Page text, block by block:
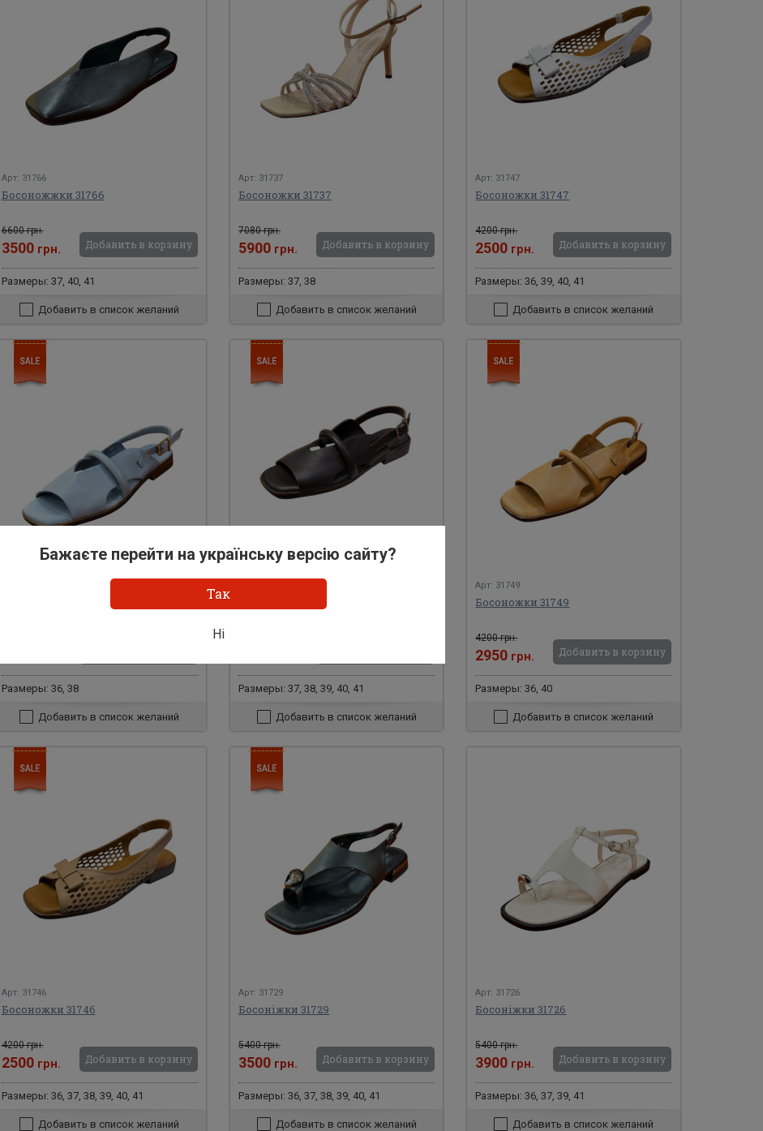
Арт: 31766
Босоножжки 31766
6600 грн.
3500 грн. Добавить в корзину
Размеры: 37, 40, 41
Добавить в список желаний
Арт: 31737
Босоножки 31737
7080 грн.
5900 грн. Добавить в корзину
Размеры: 37, 38
Добавить в список желаний
Арт: 31747
Босоножки 31747
4200 грн.
2500 грн. Добавить в корзину
Размеры: 36, 39, 40, 41
Добавить в список желаний
Размеры: 36, 38
Добавить в список желаний
Размеры: 37, 38, 39, 40, 41
Добавить в список желаний
Арт: 31749
Босоножки 31749
4200 грн.
2950 грн. Добавить в корзину
Размеры: 36, 40
Добавить в список желаний
Арт: 31746
Босоножки 31746
4200 грн.
2500 грн. Добавить в корзину
Размеры: 36, 37, 38, 39, 40, 41
Добавить в список желаний
Арт: 31729
Босоніжки 31729
5400 грн.
3500 грн. Добавить в корзину
Размеры: 36, 37, 38, 39, 40, 41
Добавить в список желаний
Арт: 31726
Босоніжки 31726
5400 грн.
3900 грн. Добавить в корзину
Размеры: 36, 37, 39, 41
Добавить в список желаний
Бажаєте перейти на українську версію сайту?
Так
Ні